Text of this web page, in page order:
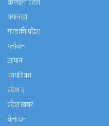
कर्णाली प्रदेश
क्यानाडा
गण्डकी प्रदेश
ग्लोबल
जापान
पत्रपत्रिका
प्रदेश २
प्रदेश खबर
बेलायत